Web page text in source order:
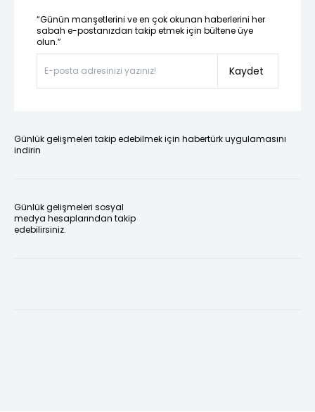
“Günün manşetlerini ve en çok okunan haberlerini her
sabah e-postanızdan takip etmek için bültene üye
olun.”
Kaydet
Günlük gelişmeleri takip edebilmek için habertürk uygulamasını
indirin
Günlük gelişmeleri sosyal
medya hesaplarından takip
edebilirsiniz.